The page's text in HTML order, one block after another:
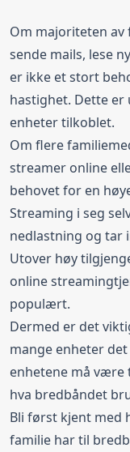
Om majoriteten av
sende mails, lese
er ikke et stort
hastighet. Dette er
enheter tilkoblet.
Om flere
streamer online
behovet for en
Streaming i seg
nedlastning og tar
Utover høy
online
populært.
Dermed er det
mange enheter
enhetene må være
hva bredbåndet
Bli først kjent med
familie har til